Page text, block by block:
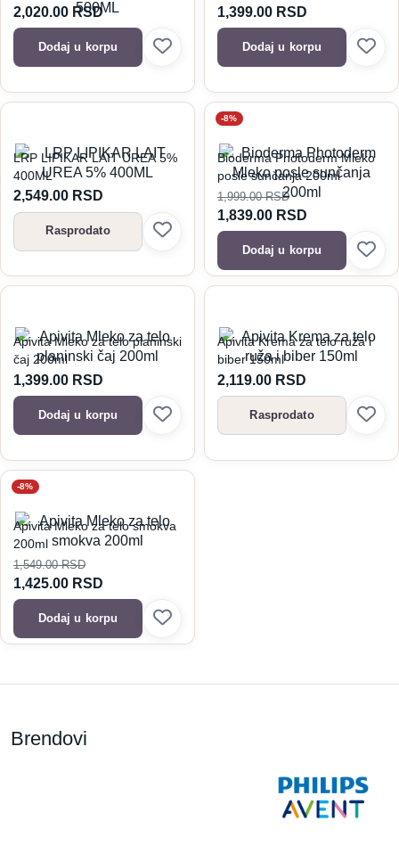
2,020.00 RSD
Dodaj u korpu
1,399.00 RSD
Dodaj u korpu
LRP LIPIKAR LAIT UREA 5%
400ML
2,549.00 RSD
Rasprodato
-8%
Bioderma Photoderm Mleko
posle sunčanja 200ml
1,999.00RSD
1,839.00 RSD
Dodaj u korpu
Apivita Mleko za telo planinski
čaj 200ml
1,399.00 RSD
Dodaj u korpu
Apivita Krema za telo ruža i
biber 150ml
2,119.00 RSD
Rasprodato
-8%
Apivita Mleko za telo smokva
200ml
1,549.00RSD
1,425.00 RSD
Dodaj u korpu
Brendovi